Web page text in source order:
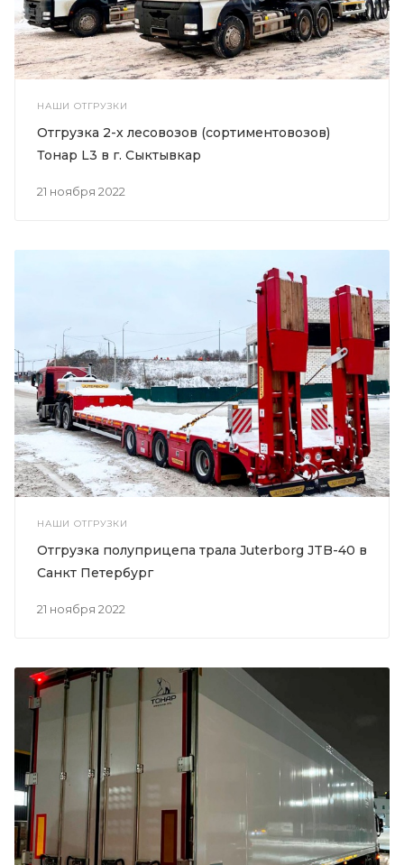
НАШИ ОТГРУЗКИ
21 ноября 2022
Отгрузка 2-х лесовозов (сортиментовозов)
Тонар L3 в г. Сыктывкар
НАШИ ОТГРУЗКИ
21 ноября 2022
Отгрузка полуприцепа трала Juterborg JTB-40 в
Санкт Петербург